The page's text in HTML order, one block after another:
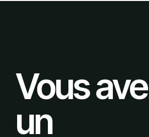
Vous
un